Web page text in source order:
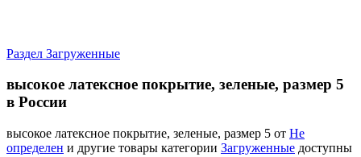
Раздел Загруженные
высокое латексное покрытие, зеленые, размер 5
в России
высокое латексное покрытие, зеленые, размер 5 от Не
определен и другие товары категории Загруженные доступны